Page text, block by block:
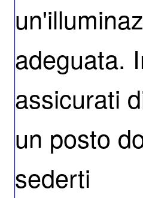
adeguata.
assicurati
un posto
sederti